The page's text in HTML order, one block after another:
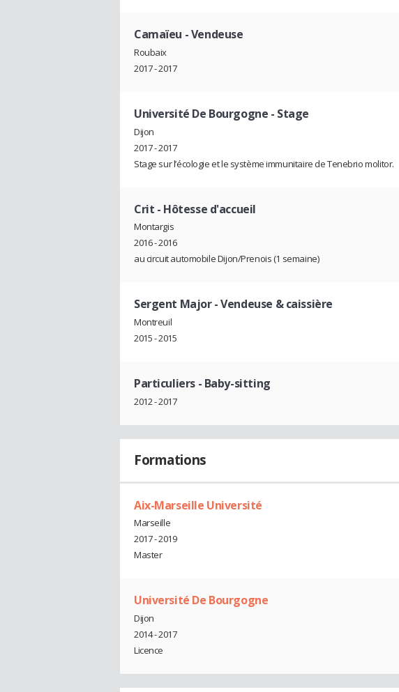
Camaïeu - Vendeuse
Roubaix
2017 - 2017
Université De Bourgogne - Stage
Dijon
2017 - 2017
Stage sur l’écologie et le système immunitaire de Tenebrio molitor.
Crit - Hôtesse d'accueil
Montargis
2016 - 2016
au circuit automobile Dijon/Prenois (1 semaine)
Sergent Major- Vendeuse & caissière
Montreuil
2015 - 2015
Particuliers- Baby-sitting
2012 - 2017
Formations
Aix-Marseille Université
Marseille
2017 - 2019
Master
Université De Bourgogne
Dijon
2014 - 2017
Licence